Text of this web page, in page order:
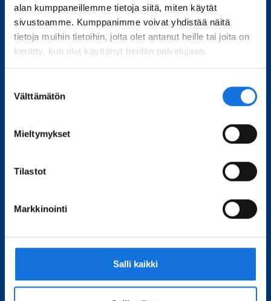
alan kumppaneillemme tietoja siitä, miten käytät
sivustoamme. Kumppanimme voivat yhdistää näitä
tietoja muihin tietoihin, joita olet antanut heille tai joita on
kerätty, kun olet käyttänyt heidän palvelujaan.
valinta
Välttämätön
Mieltymykset
Tilastot
Markkinointi
Salli kaikki
broadcasters: Comparing Finnish
television's studio coverage of FIFA